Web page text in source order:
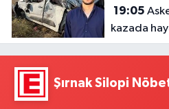
19:05
kazada
Şırnak Silopi